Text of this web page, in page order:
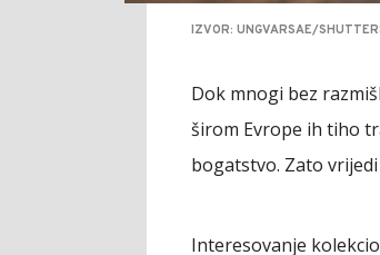
IZVOR: UNGVARSAE/
Dok mnogi bez
širom Evrope ih tiho
bogatstvo. Zato
Interesovanje